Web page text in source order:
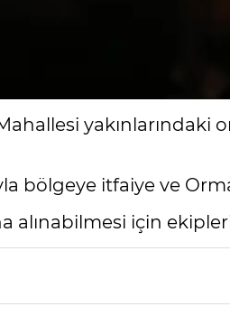
bölgeye itfaiye ve
alınabilmesi için